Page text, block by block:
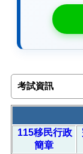
考試資訊
115移民行政
簡章